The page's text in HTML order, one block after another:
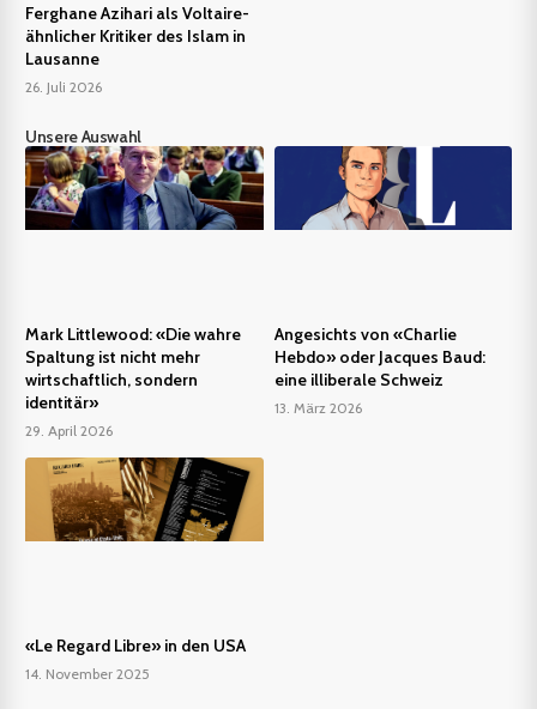
Ferghane Azihari als Voltaire-
ähnlicher Kritiker des Islam in
Lausanne
26. Juli 2026
Unsere Auswahl
Mark Littlewood: «Die wahre
Spaltung ist nicht mehr
wirtschaftlich, sondern
identitär»
29. April 2026
Angesichts von «Charlie
Hebdo» oder Jacques Baud:
eine illiberale Schweiz
13. März 2026
«Le Regard Libre» in den USA
14. November 2025